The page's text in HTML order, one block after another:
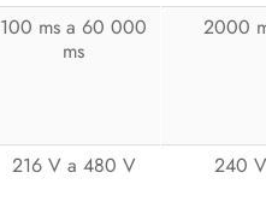
100 ms a 60 000
ms
2000
216 V a 480 V 240 V